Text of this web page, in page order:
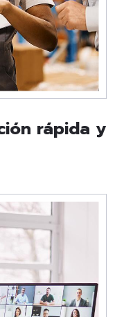
rápida y